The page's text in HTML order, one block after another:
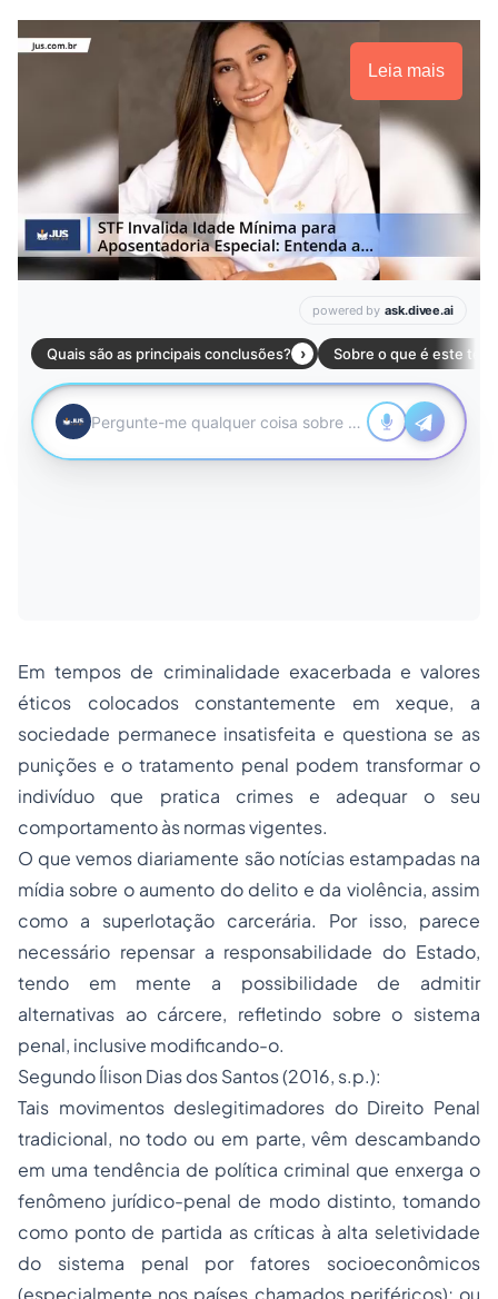
Leia mais
Em tempos de criminalidade exacerbada e valores
éticos colocados constantemente em xeque, a
sociedade permanece insatisfeita e questiona se as
punições e o tratamento penal podem transformar o
indivíduo que pratica crimes e adequar o seu
comportamento às normas vigentes.
O que vemos diariamente são notícias estampadas na
mídia sobre o aumento do delito e da violência, assim
como a superlotação carcerária. Por isso, parece
necessário repensar a responsabilidade do Estado,
tendo em mente a possibilidade de admitir
alternativas ao cárcere, refletindo sobre o sistema
penal, inclusive modificando-o.
Segundo Ílison Dias dos Santos (2016, s.p.):
Tais movimentos deslegitimadores do Direito Penal
tradicional, no todo ou em parte, vêm descambando
em uma tendência de política criminal que enxerga o
fenômeno jurídico-penal de modo distinto, tomando
como ponto de partida as críticas à alta seletividade
do sistema penal por fatores socioeconômicos